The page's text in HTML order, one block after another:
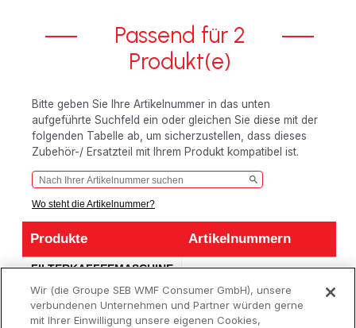
Passend für 2
Produkt(e)
Bitte geben Sie Ihre Artikelnummer in das unten
aufgeführte Suchfeld ein oder gleichen Sie diese mit der
folgenden Tabelle ab, um sicherzustellen, dass dieses
Zubehör-/ Ersatzteil mit Ihrem Produkt kompatibel ist.
Wo steht die Artikelnummer?
Produkte
Artikelnummern
Produkte
Artikelnummern
FILTERKAFFEEMASCHINE
PRINCIPIO WEIß
PRINCIPIO FG260 FG260113
Wir (die Groupe SEB WMF Consumer GmbH), unsere
verbundenen Unternehmen und Partner würden gerne
mit Ihrer Einwilligung unsere eigenen Cookies,